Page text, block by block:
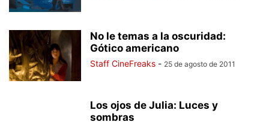
No le temas a la oscuridad:
Gótico americano
Staff CineFreaks - 25 de agosto de 2011
Los ojos de Julia: Luces y
sombras